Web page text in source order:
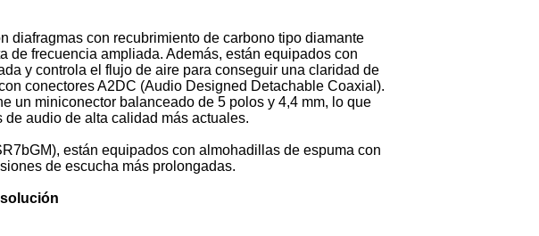
diafragmas con recubrimiento de carbono tipo diamante
de frecuencia ampliada. Además, están equipados con
y controla el flujo de aire para conseguir una claridad de
conectores A2DC (Audio Designed Detachable Coaxial).
un miniconector balanceado de 5 polos y 4,4 mm, lo que
audio de alta calidad más actuales.
están equipados con almohadillas de espuma con
de escucha más prolongadas.